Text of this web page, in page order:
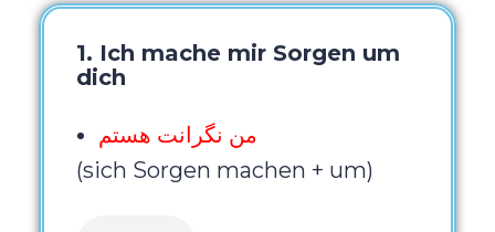
1. Ich mache mir Sorgen um
dich
من نگرانت هستم
(sich Sorgen machen + um)